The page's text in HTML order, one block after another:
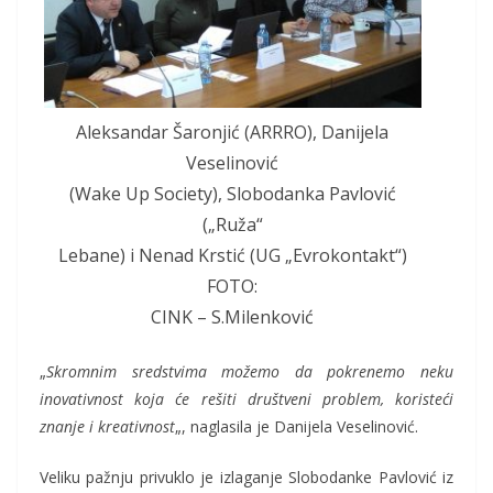
Aleksandar Šaronjić (ARRRO), Danijela
Veselinović
(Wake Up Society), Slobodanka Pavlović
(„Ruža“
Lebane) i Nenad Krstić (UG „Evrokontakt“)
FOTO:
CINK – S.Milenković
„Skromnim sredstvima možemo da pokrenemo neku
inovativnost koja će rešiti društveni problem, koristeći
znanje i kreativnost„, naglasila je Danijela Veselinović.
Veliku pažnju privuklo je izlaganje Slobodanke Pavlović iz